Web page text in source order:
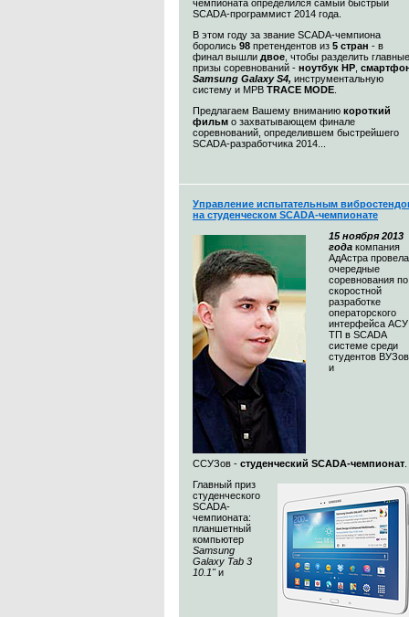
чемпионата определился самый быстрый
SCADA-программист 2014 года.
В этом году за звание SCADA-чемпиона
боролись 98 претендентов из 5 стран - в
финал вышли двое , чтобы разделить главные
призы соревнований - ноутбук HP
Samsung Galaxy S4, инструментальную
систему и МРВ TRACE MODE
Предлагаем Вашему вниманию короткий
фильм о захватывающем финале
соревнований, определившем быстрейшего
SCADA-разработчика 2014...
Управление испытательным
на студенческом SCADA-чемпионате
15 ноября 2013
года компания
АдАстра провела
очередные
соревнования по
скоростной
разработке
операторского
интерфейса АСУ
ТП в SCADA
системе среди
студентов ВУЗов
и
ССУЗов - студенческий SCADA-чемпионат
Главный приз
студенческого
SCADA-
чемпионата:
планшетный
компьютер
Samsung
Galaxy Tab 3
10.1"и